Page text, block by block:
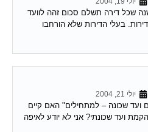
משותף, הוחלט לפני 20 שנה שכל דירה תשלם סכום זהה לוועד
בעלי הדירות שלא הורחבו
יולי 21, 2004
שכונה – למתחילים" האם קיים
ועד שכונתי? אני לא יודע לאיפה